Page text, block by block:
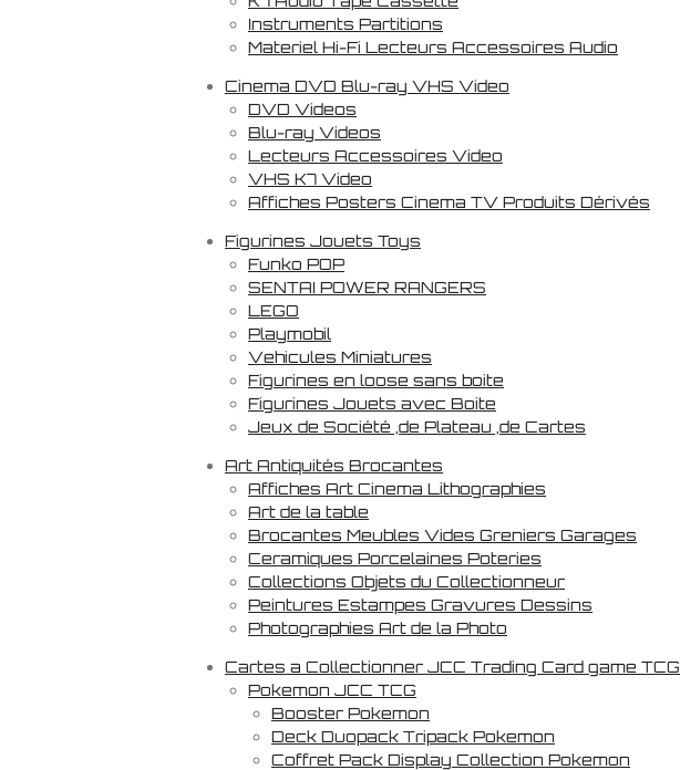
Instruments Partitions
Materiel Hi-Fi Lecteurs Accessoires Audio
Cinema DVD Blu-ray VHS Video
DVD Videos
Blu-ray Videos
Lecteurs Accessoires Video
VHS K7 Video
Affiches Posters Cinema TV Produits Dérivés
Figurines Jouets Toys
Funko POP
SENTAI POWER RANGERS
LEGO
Playmobil
Vehicules Miniatures
Figurines en loose sans boite
Figurines Jouets avec Boite
Jeux de Société ,de Plateau ,de Cartes
Art Antiquités Brocantes
Affiches Art Cinema Lithographies
Art de la table
Brocantes Meubles Vides Greniers Garages
Ceramiques Porcelaines Poteries
Collections Objets du Collectionneur
Peintures Estampes Gravures Dessins
Photographies Art de la Photo
Cartes a Collectionner JCC Trading Card game TCG
Pokemon JCC TCG
Booster Pokemon
Deck Duopack Tripack Pokemon
Coffret Pack Display Collection Pokemon